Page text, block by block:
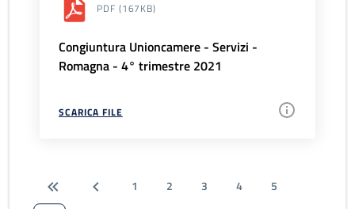
PDF (167KB)
Congiuntura Unioncamere - Servizi -
Romagna - 4° trimestre 2021
SCARICA FILE
1 2 3 4
5